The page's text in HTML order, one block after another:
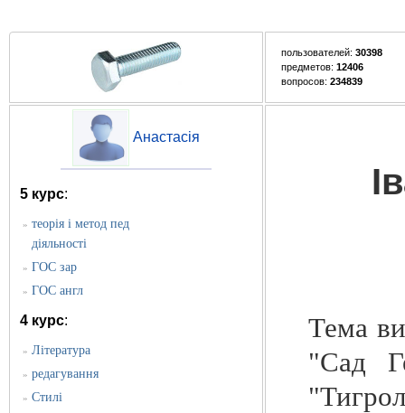
пользователей: 30398
предметов: 12406
вопросов: 234839
Анастасія
5 курс:
» теорія і метод пед
діяльності
» ГОС зар
» ГОС англ
4 курс:
» Література
» редагування
» Стилі
Тема
"Сад